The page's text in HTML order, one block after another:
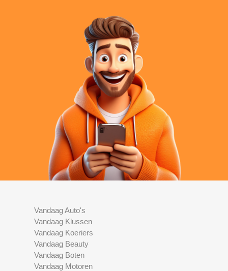
Vandaag Auto's
Vandaag Klussen
Vandaag Koeriers
Vandaag Beauty
Vandaag Boten
Vandaag Motoren